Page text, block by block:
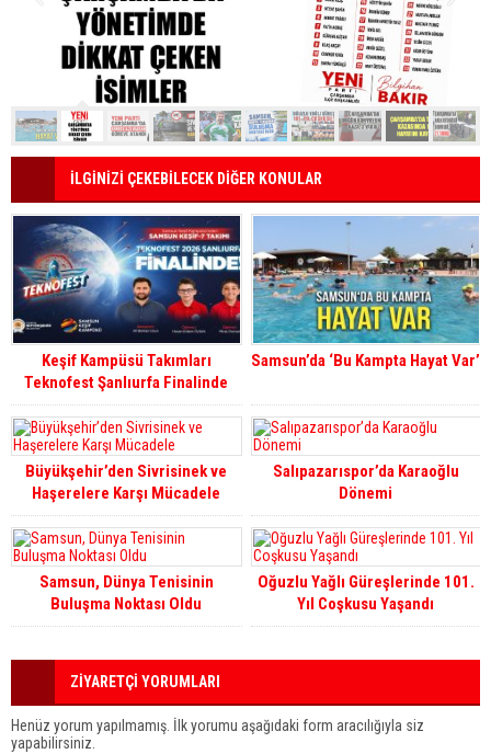
İLGİNİZİ ÇEKEBİLECEK DİĞER KONULAR
Keşif Kampüsü Takımları
Teknofest Şanlıurfa Finalinde
Yarışmaya Hak Kazandı
Samsun’da ‘Bu Kampta Hayat Var’
Büyükşehir’den Sivrisinek ve
Haşerelere Karşı Mücadele
Salıpazarıspor’da Karaoğlu
Dönemi
Samsun, Dünya Tenisinin
Buluşma Noktası Oldu
Oğuzlu Yağlı Güreşlerinde 101.
Yıl Coşkusu Yaşandı
ZİYARETÇİ YORUMLARI
Henüz yorum yapılmamış. İlk yorumu aşağıdaki form aracılığıyla siz
yapabilirsiniz.